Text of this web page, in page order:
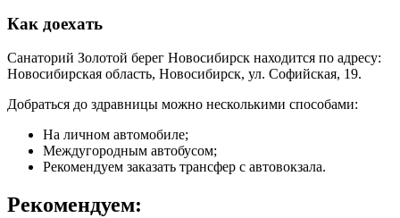
Как доехать
Санаторий Золотой берег Новосибирск находится по адресу:
Новосибирская область, Новосибирск, ул. Софийская, 19.
Добраться до здравницы можно несколькими способами:
На личном автомобиле;
Междугородным автобусом;
Рекомендуем заказать трансфер с автовокзала.
Рекомендуем: